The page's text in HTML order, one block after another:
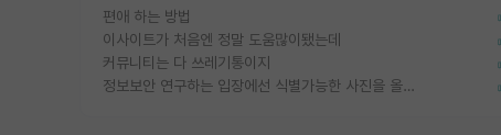
편애 하는 방법
이사이트가 처음엔 정말 도움많이됐는데
커뮤니티는 다 쓰레기통이지
정보보안 연구하는 입장에선 식별가능한 사진을 올리는건 비추이긴함